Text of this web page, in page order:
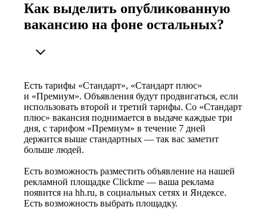
Как выделить опубликованную
вакансию на фоне остальных?
Есть тарифы «Стандарт», «Стандарт плюс»
и «Премиум». Объявления будут продвигаться, если
использовать второй и третий тарифы. Со «Стандарт
плюс» вакансия поднимается в выдаче каждые три
дня, с тарифом «Премиум» в течение 7 дней
держится выше стандартных — так вас заметит
больше людей.
Есть возможность разместить объявление на нашей
рекламной площадке Clickme — ваша реклама
появится на hh.ru, в социальных сетях и Яндексе.
Есть возможность выбрать площадку.